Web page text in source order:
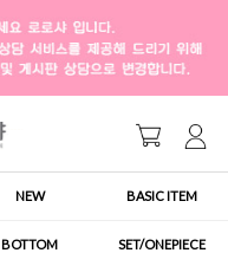
NEW BASIC ITEM
BOTTOM SET/ONEPIECE